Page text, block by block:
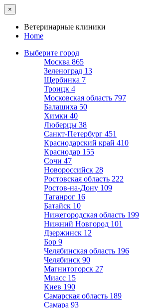
×
Ветеринарные клиники
Home
Выберите город
Москва 865
Зеленоград 13
Щербинка 7
Троицк 4
Московская область 797
Балашиха 50
Химки 40
Люберцы 38
Санкт-Петербург 451
Краснодарский край 410
Краснодар 155
Сочи 47
Новороссийск 28
Ростовская область 222
Ростов-на-Дону 109
Таганрог 16
Батайск 10
Нижегородская область 199
Нижний Новгород 101
Дзержинск 12
Бор 9
Челябинская область 196
Челябинск 90
Магнитогорск 27
Миасс 15
Киев 190
Самарская область 189
Самара 93